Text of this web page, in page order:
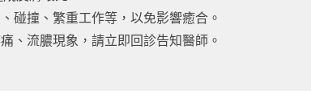
碰撞、繁重工作等，以免影響癒合。
、流膿現象，請立即回診告知醫師。